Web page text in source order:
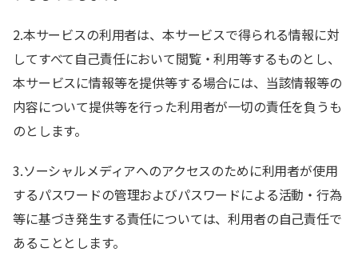
2.本サービスの利用者は、本サービスで得られる情報に対
してすべて自己責任において閲覧・利用等するものとし、
本サービスに情報等を提供等する場合には、当該情報等の
内容について提供等を行った利用者が一切の責任を負うも
のとします。
3.ソーシャルメディアへのアクセスのために利用者が使用
するパスワードの管理およびパスワードによる活動・行為
等に基づき発生する責任については、利用者の自己責任で
あることとします。